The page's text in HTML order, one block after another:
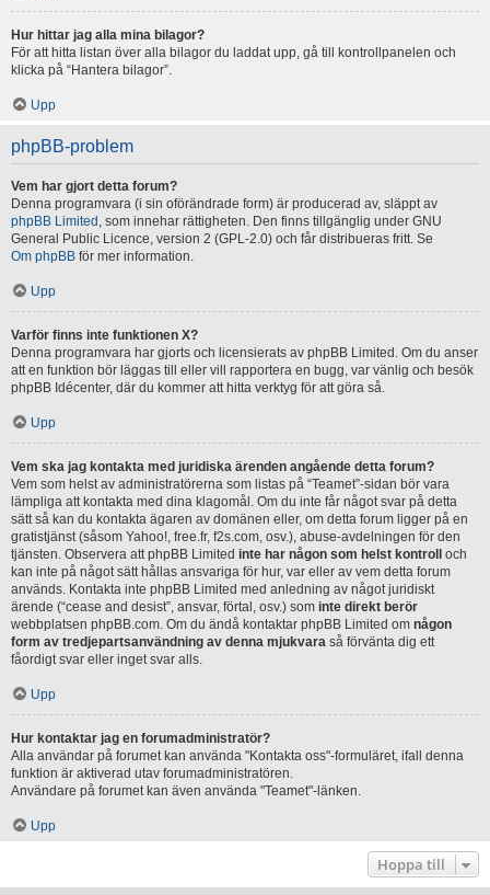
Hur hittar jag alla mina bilagor?
För att hitta listan över alla bilagor du laddat upp, gå till kontrollpanelen och
klicka på “Hantera bilagor”.
Upp
phpBB-problem
Vem har gjort detta forum?
Denna programvara (i sin oförändrade form) är producerad av, släppt av
phpBB Limited , som innehar rättigheten. Den finns tillgänglig under GNU
General Public Licence, version 2 (GPL-2.0) och får distribueras fritt. Se
Om phpBB för mer information.
Upp
Varför finns inte funktionen X?
Denna programvara har gjorts och licensierats av phpBB Limited. Om du anser
att en funktion bör läggas till eller vill rapportera en bugg, var vänlig och besök
phpBB Idécenter, där du kommer att hitta verktyg för att göra så.
Upp
Vem ska jag kontakta med juridiska ärenden angående detta forum?
Vem som helst av administratörerna som listas på “Teamet”-sidan bör vara
lämpliga att kontakta med dina klagomål. Om du inte får något svar på detta
sätt så kan du kontakta ägaren av domänen eller, om detta forum ligger på en
gratistjänst (såsom Yahoo!, free.fr, f2s.com, osv.), abuse-avdelningen för den
tjänsten. Observera att phpBB Limited inte har någon som helst kontroll
och
kan inte på något sätt hållas ansvariga för hur, var eller av vem detta forum
används. Kontakta inte phpBB Limited med anledning av något juridiskt
ärende (“cease and desist”, ansvar, förtal, osv.) som inte direkt berör
webbplatsen phpBB.com. Om du ändå kontaktar phpBB Limited om någon
form av tredjepartsanvändning av denna mjukvara så förvänta dig ett
fåordigt svar eller inget svar alls.
Upp
Hur kontaktar jag en forumadministratör?
Alla användar på forumet kan använda "Kontakta oss"-formuläret, ifall denna
funktion är aktiverad utav forumadministratören.
Användare på forumet kan även använda "Teamet"-länken.
Upp
Hoppa till